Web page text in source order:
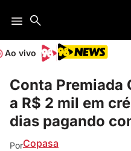
Ao vivo
Conta Premiada
a R$ 2 mil em
dias pagando
PorCopasa